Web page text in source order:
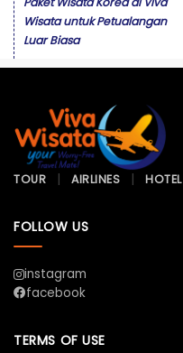
Wisata untuk Petualangan
Luar Biasa
TOUR AIRLINES HOTEL
FOLLOW US
instagram
facebook
TERMS OF USE